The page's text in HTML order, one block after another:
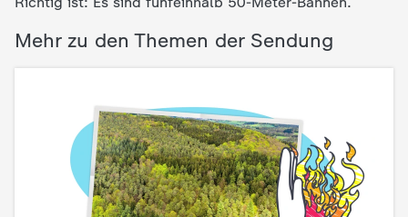
n
dMehr zu den Themen der Sendung